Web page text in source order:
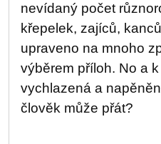
nevídaný počet
křepelek, zajíců,
upraveno na mnoho
výběrem příloh. No a
vychlazená a
člověk může přát?